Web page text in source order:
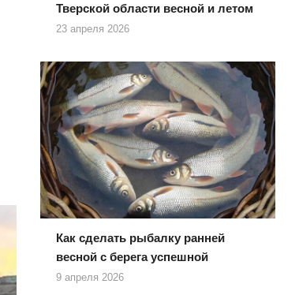
Тверской области весной и летом
23 апреля 2026
Как сделать рыбалку ранней
весной с берега успешной
9 апреля 2026